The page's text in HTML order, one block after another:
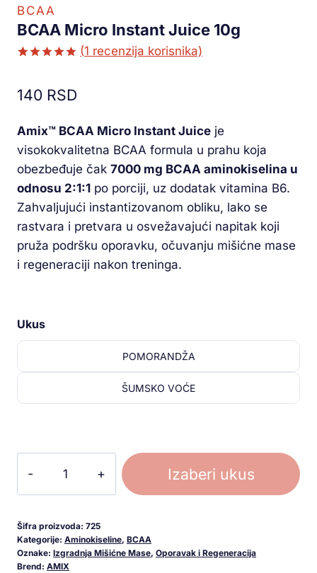
BCAA
BCAA Micro Instant Juice 10g
na osnovu
ocene
(1 recenzija korisnika)
140 RSD
Amix™ BCAA Micro Instant Juice je
visokokvalitetna BCAA formula u prahu koja
obezbeđuje čak 7000 mg BCAA aminokiselina u
odnosu 2:1:1 po porciji, uz dodatak vitamina B6.
Zahvaljujući instantizovanom obliku, lako se
rastvara i pretvara u osvežavajući napitak koji
pruža podršku oporavku, očuvanju mišićne mase
i regeneraciji nakon treninga.
Ukus
POMORANDŽA
ŠUMSKO VOĆE
Izaberi ukus
Šifra proizvoda: 725
Kategorije: Aminokiseline, BCAA
Oznake: Izgradnja Mišićne Mase, Oporavak i Regeneracija
Brend: AMIX